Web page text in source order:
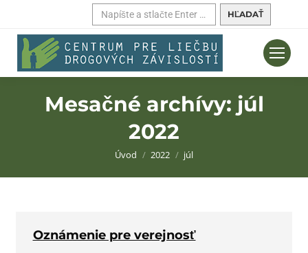
Hľadať:
Mesačné archívy: júl
2022
Nachádzate sa tu:
Úvod 2022 júl
Oznámenie pre verejnosť